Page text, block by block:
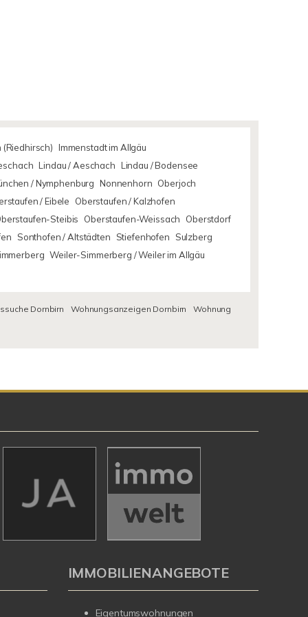
Immenstadt im Allgäu
Lindau / Aeschach Lindau / Bodensee
/ Nymphenburg Nonnenhorn Oberjoch
/ Eibele
Oberstaufen / Kalzhofen
Steibis Oberstaufen-Weissach
Oberstdorf
Sonthofen / Altstädten Stiefenhofen
Sulzberg
Weiler-Simmerberg / Weiler im Allgäu
Dornbirn Wohnungsanzeigen Dornbirn
Wohnung
IMMOBILIENANGEBOTE
Eigentumswohnungen